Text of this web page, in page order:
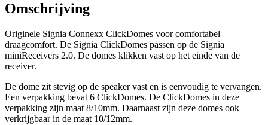
Omschrijving
Originele Signia Connexx ClickDomes voor comfortabel
draagcomfort. De Signia ClickDomes passen op de Signia
miniReceivers 2.0. De domes klikken vast op het einde van de
receiver.
De dome zit stevig op de speaker vast en is eenvoudig te vervangen.
Een verpakking bevat 6 ClickDomes. De ClickDomes in deze
verpakking zijn maat 8/10mm. Daarnaast zijn deze domes ook
verkrijgbaar in de maat 10/12mm.